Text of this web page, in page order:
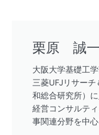
栗原 誠
大阪大学基礎工
三菱UFJリサー
和総合研究所）に
経営コンサルテ
事関連分野を中心